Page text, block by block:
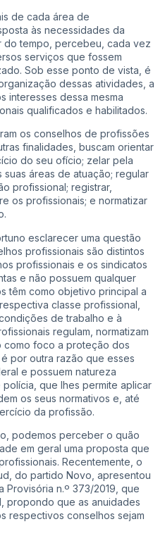
de cada área de
às necessidades da
do tempo, percebeu, cada vez
serviços que fossem
Sob esse ponto de vista, é
dessas atividades, a
interesses dessa mesma
qualificados e habilitados.
os conselhos de profissões
finalidades, buscam orientar
do seu ofício; zelar pela
áreas de atuação; regular
profissional; registrar,
os profissionais; e normatizar
esclarecer uma questão
profissionais são distintos
profissionais e os sindicatos
e não possuem qualquer
têm como objetivo principal a
classe profissional,
de trabalho e à
regulam, normatizam
como foco a proteção dos
por outra razão que esses
e possuem natureza
que lhes permite aplicar
os seus normativos e, até
da profissão.
podemos perceber o quão
em geral uma proposta que
Recentemente, o
do partido Novo, apresentou
n.º 373/2019, que
propondo que as anuidades
respectivos conselhos sejam